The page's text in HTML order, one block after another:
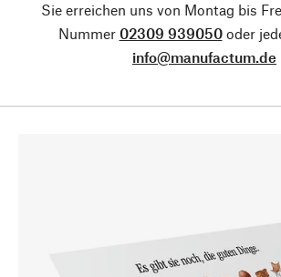
Sie erreichen uns von Montag bis
Nummer 02309 939050oder
info@manufactum.de